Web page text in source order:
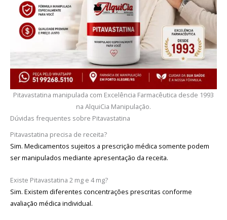
Pitavastatina manipulada com Excelência Farmacêutica desde 1993
na AlquiCia Manipulação.
Dúvidas frequentes sobre Pitavastatina
Pitavastatina precisa de receita?
Sim. Medicamentos sujeitos a prescrição médica somente podem
ser manipulados mediante apresentação da receita.
Existe Pitavastatina 2 mg e 4 mg?
Sim. Existem diferentes concentrações prescritas conforme
avaliação médica individual.